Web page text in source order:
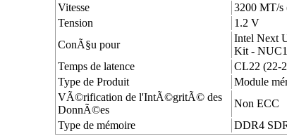
Vitesse
3200 MT/s
Tension
1.2 V
ConÃ§u pour
Intel Next
Kit -
Temps de latence
CL22 (22-
Type de Produit
Module
VÃ©rification de l'IntÃ©gritÃ© des
DonnÃ©es
Non ECC
Type de mémoire
DDR4